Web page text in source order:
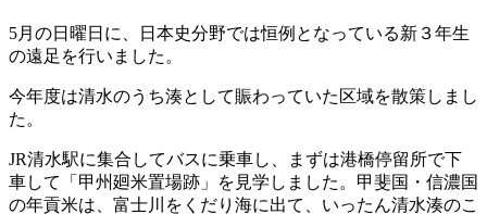
5月の日曜日に、日本史分野では恒例となっている新３年生
の遠足を行いました。
今年度は清水のうち湊として賑わっていた区域を散策しまし
た。
JR清水駅に集合してバスに乗車し、まずは港橋停留所で下
車して「甲州廻米置場跡」を見学しました。甲斐国・信濃国
の年貢米は、富士川をくだり海に出て、いったん清水湊のこ